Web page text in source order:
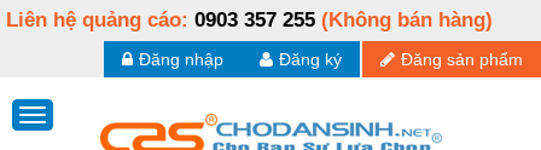
Liên hệ quảng cáo: 0903 357 255 (Không bán hàng)
Đăng sản phẩm
Đăng ký
Đăng nhập